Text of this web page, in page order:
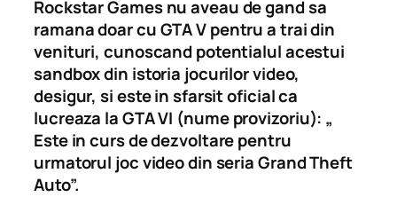
Rockstar Games nu aveau de gand sa
ramana doar cu GTA V pentru a trai din
venituri, cunoscand potentialul acestui
sandbox din istoria jocurilor video,
desigur, si este in sfarsit oficial ca
lucreaza la GTA VI (numeprovizoriu): „
Este in curs de dezvoltare pentru
urmatorul joc video din seria Grand Theft
Auto”.